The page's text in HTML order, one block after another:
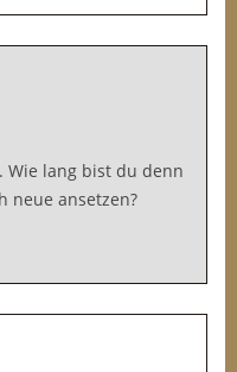
Wie lang bist du denn
neue ansetzen?